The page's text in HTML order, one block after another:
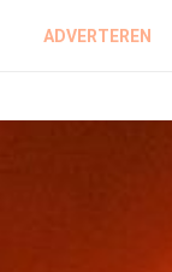
ADVERTEREN